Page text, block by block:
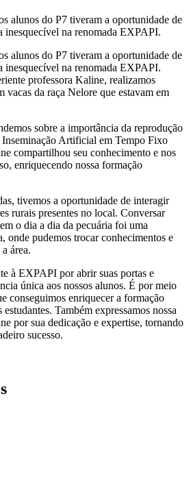
alunos do P7 tiveram a oportunidade de
inesquecível na renomada EXPAPI.
alunos do P7 tiveram a oportunidade de
inesquecível na renomada EXPAPI.
professora Kaline, realizamos
vacas da raça Nelore que estavam em
sobre a importância da reprodução
Artificial em Tempo Fixo
compartilhou seu conhecimento e nos
enriquecendo nossa formação
tivemos a oportunidade de interagir
rurais presentes no local. Conversar
o dia a dia da pecuária foi uma
onde pudemos trocar conhecimentos e
área.
à EXPAPI por abrir suas portas e
única aos nossos alunos. É por meio
conseguimos enriquecer a formação
Também expressamos nossa
por sua dedicação e expertise, tornando
sucesso.